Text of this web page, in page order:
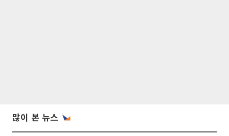
많이 본 뉴스